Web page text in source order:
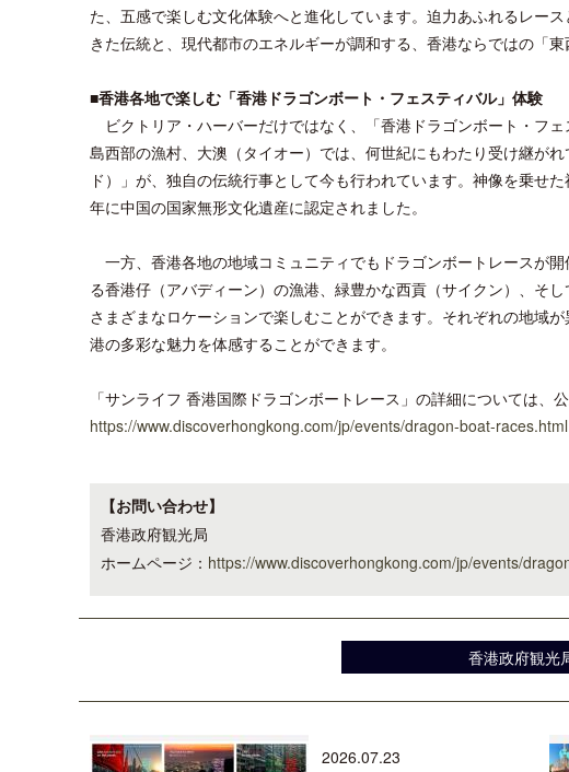
た、五感で楽しむ文化体験へと進化しています。迫力あふれるレー
きた伝統と、現代都市のエネルギーが調和する、香港ならではの「東
■香港各地で楽しむ「香港ドラゴンボート・フェスティバル」体験
ビクトリア・ハーバーだけではなく、「香港ドラゴンボート・フ
島西部の漁村、大澳（タイオー）では、何世紀にもわたり受け継が
ド）」が、独自の伝統行事として今も行われています。神像を乗せ
年に中国の国家無形文化遺産に認定されました。
一方、香港各地の地域コミュニティでもドラゴンボートレースが
る香港仔（アバディーン）の漁港、緑豊かな西貢（サイクン）、そ
さまざまなロケーションで楽しむことができます。それぞれの地域
港の多彩な魅力を体感することができます。
「サンライフ 香港国際ドラゴンボートレース」の詳細については、
https://www.discoverhongkong.com/jp/events/dragon-boat-races.html
【お問い合わせ】
香港政府観光局
ホームページ： https://www.discoverhongkong.com/jp/events/
香港政府観光
2026.07.23